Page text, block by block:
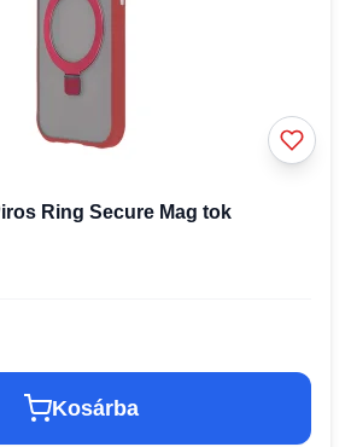
Ring Secure Mag tok
Kosárba